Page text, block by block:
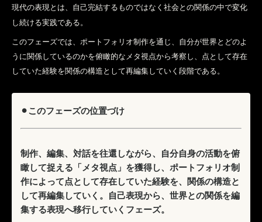
現代の表現とは、自己完結するものではなく社会との関係の中で変化
し続ける実践である。
このフェーズでは、ポートフォリオ制作を通じ、自分が世界とどのよ
うに関係しているのかを俯瞰的なメタ視点から考察し、点として存在
していた経験を関係の構造として再編集していく段階である。
⚫︎このフェーズの位置づけ
制作、編集、対話を往還しながら、自分自身の活動を俯
瞰して捉える「メタ視点」を獲得し、ポートフォリオ制
作によって点として存在していた経験を、関係の構造と
して再編集していく。自己表現から、世界との関係を編
集する表現へ移行していくフェーズ。